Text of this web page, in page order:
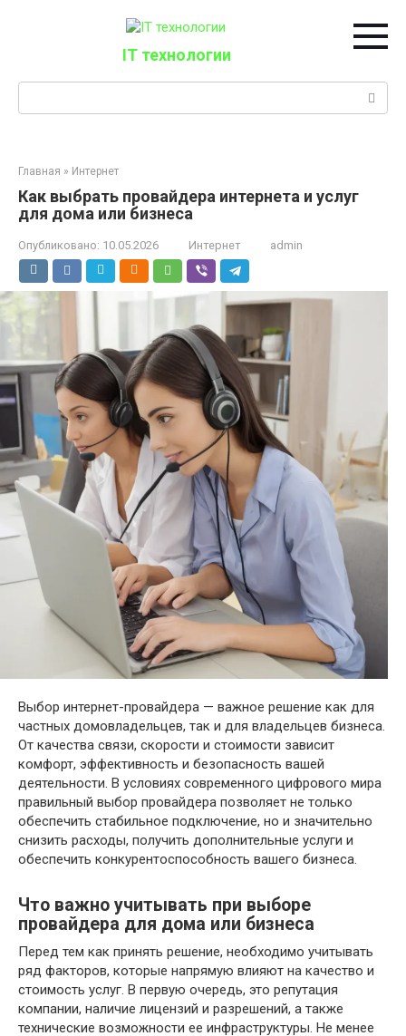
IT технологии
Главная » Интернет
Как выбрать провайдера интернета и услуг
для дома или бизнеса
Опубликовано: 10.05.2026 Интернет admin
Выбор интернет-провайдера — важное решение как для
частных домовладельцев, так и для владельцев бизнеса.
От качества связи, скорости и стоимости зависит
комфорт, эффективность и безопасность вашей
деятельности. В условиях современного цифрового мира
правильный выбор провайдера позволяет не только
обеспечить стабильное подключение, но и значительно
снизить расходы, получить дополнительные услуги и
обеспечить конкурентоспособность вашего бизнеса.
Что важно учитывать при выборе
провайдера для дома или бизнеса
Перед тем как принять решение, необходимо учитывать
ряд факторов, которые напрямую влияют на качество и
стоимость услуг. В первую очередь, это репутация
компании, наличие лицензий и разрешений, а также
технические возможности ее инфраструктуры. Не менее